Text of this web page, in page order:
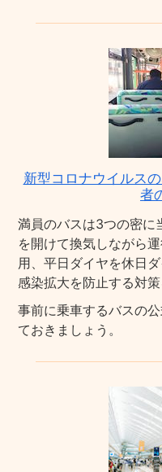
新型コロナウイルス
者
満員のバスは3つの密に
を開けて換気しながら
用、平日ダイヤを休日
感染拡大を防止する対
事前に乗車するバスの
ておきましょう。